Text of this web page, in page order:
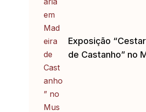
Exposição
de Castanho” no